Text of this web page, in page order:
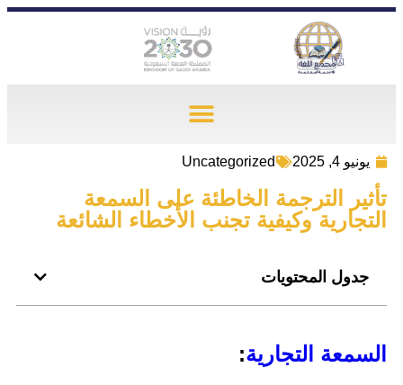
يونيو 4, 2025 Uncategorized
تأثير الترجمة الخاطئة على السمعة
التجارية وكيفية تجنب الأخطاء الشائعة
جدول المحتويات
السمعة التجارية: